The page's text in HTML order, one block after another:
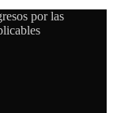
por las